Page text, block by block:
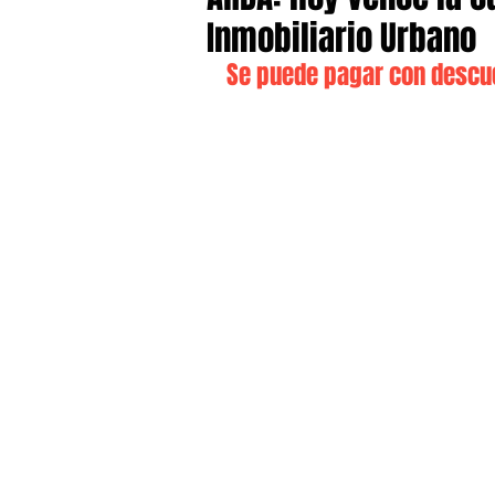
Inmobiliario Urbano
Se puede pagar con